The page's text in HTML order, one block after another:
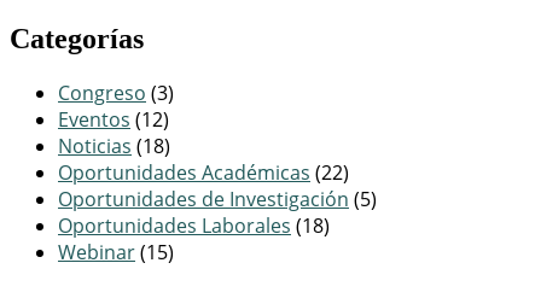
Categorías
Congreso (3)
Eventos (12)
Noticias (18)
Oportunidades Académicas (22)
Oportunidades de Investigación (5)
Oportunidades Laborales (18)
Webinar(15)